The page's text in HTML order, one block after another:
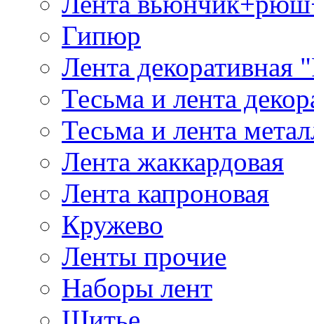
Гипюр
Лента декоративная
Тесьма и лента
Тесьма и лента
Лента жаккардовая
Лента капроновая
Кружево
Ленты прочие
Наборы лент